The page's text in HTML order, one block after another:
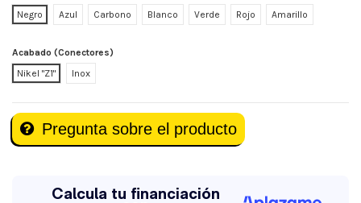
Negro
Azul Carbono Blanco Verde Rojo Amarillo
Acabado (Conectores)
Nikel "Z1"
Inox
Pregunta sobre el producto